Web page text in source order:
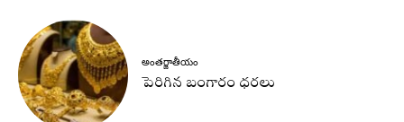
అంతర్జాతీయం
పెరిగిన బంగారం ధరలు